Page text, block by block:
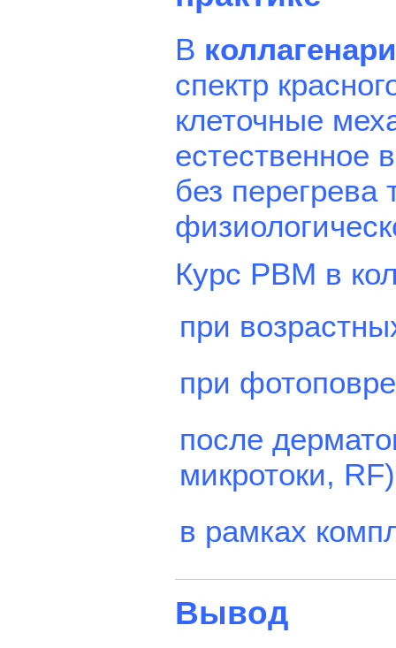
В
спектр
клеточные
естественное
без
Курс PBM в
при
при
после
микротоки,
в рамках
Вывод